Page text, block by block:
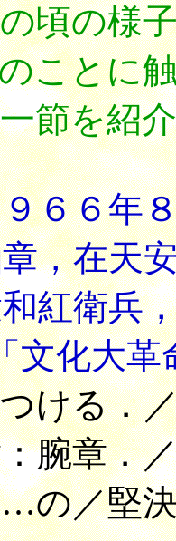
の様子
ことに
節を紹
６６年
，在天
紅衛兵
文化大革
ける．
腕章．
…の／堅